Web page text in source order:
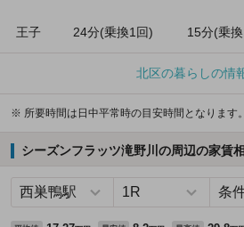
王子 24分(乗換1回) 15分(乗
北区の暮らしの情
※ 所要時間は日中平常時の目安時間となります。
シーズンフラッツ滝野川の周辺の家賃